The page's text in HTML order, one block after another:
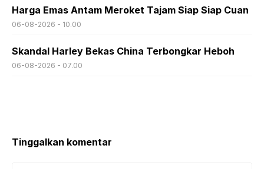
Harga Emas Antam Meroket Tajam Siap Siap Cuan
06-08-2026 - 10.00
Skandal Harley Bekas China Terbongkar Heboh
06-08-2026 - 07.00
Tinggalkan komentar